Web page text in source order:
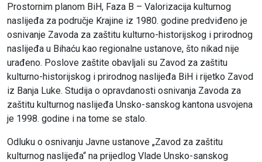
Prostornim planom BiH, Faza B – Valorizacija kulturnog
naslijeđa za područje Krajine iz 1980. godine predviđeno je
osnivanje Zavoda za zaštitu kulturno-historijskog i prirodnog
naslijeđa u Bihaću kao regionalne ustanove, što nikad nije
urađeno. Poslove zaštite obavljali su Zavod za zaštitu
kulturno-historijskog i prirodnog naslijeđa BiH i rijetko Zavod
iz Banja Luke. Studija o opravdanosti osnivanja Zavoda za
zaštitu kulturnog naslijeđa Unsko-sanskog kantona usvojena
je 1998. godine i na tome se stalo.
Odluku o osnivanju Javne ustanove „Zavod za zaštitu
kulturnog naslijeđa“ na prijedlog Vlade Unsko-sanskog